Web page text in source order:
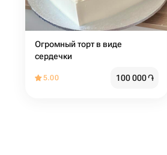
Огромный торт в виде
сердечки
5.00 100 000֏